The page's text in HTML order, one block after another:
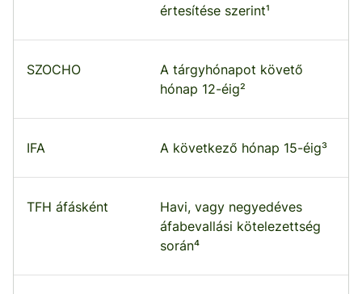
értesítése szerint¹
SZOCHO
A tárgyhónapot követő
hónap 12-éig²
IFA A következő hónap 15-éig³
TFH áfásként
Havi, vagy negyedéves
áfabevallási kötelezettség
során⁴